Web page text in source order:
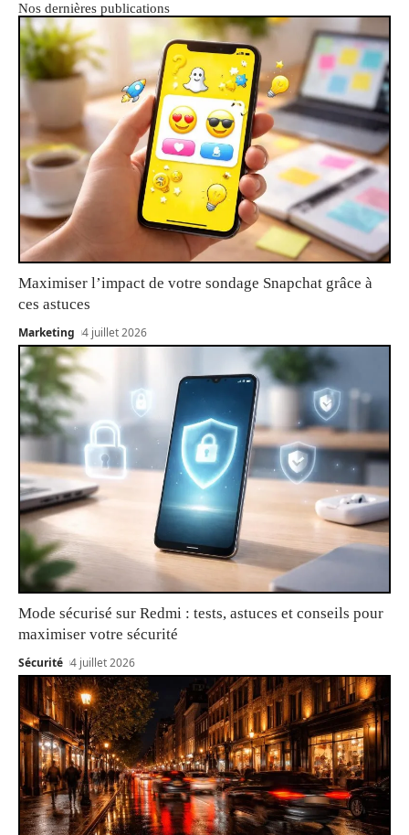
Nos dernières publications
Maximiser l’impact de votre sondage Snapchat grâce à
ces astuces
Marketing 4 juillet 2026
Mode sécurisé sur Redmi : tests, astuces et conseils pour
maximiser votre sécurité
Sécurité 4 juillet 2026